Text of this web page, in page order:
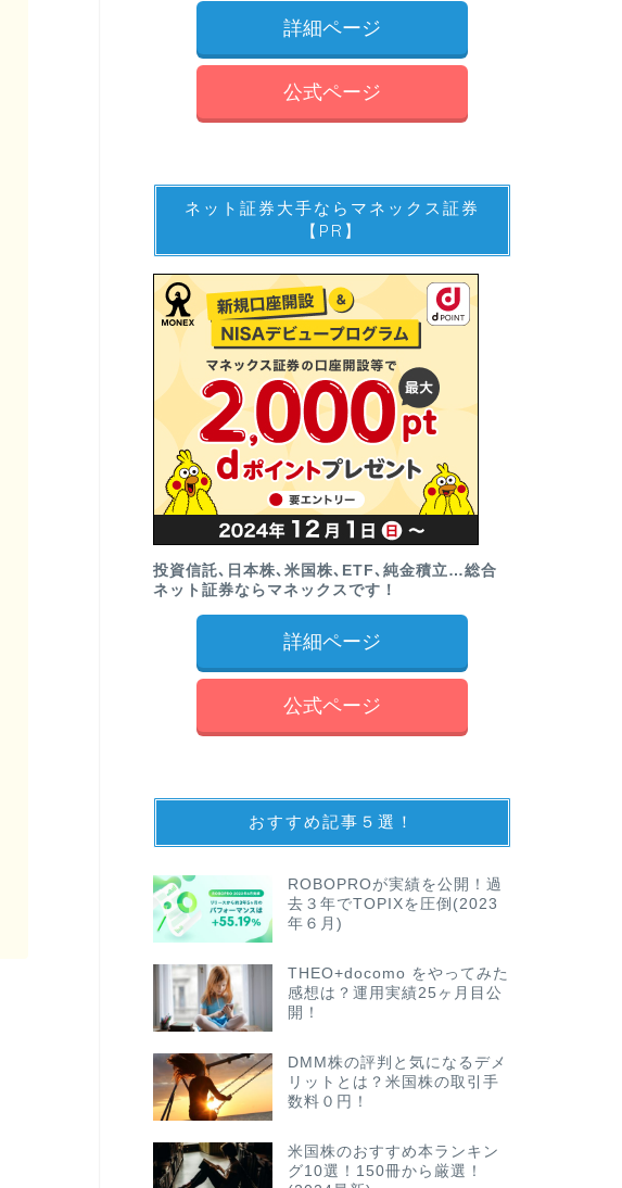
詳細ページ
公式ページ
ネット証券大手ならマネックス証券
【PR】
投資信託､日本株､米国株､ETF､純金積立…総合
ネット証券ならマネックスです！
詳細ページ
公式ページ
おすすめ記事５選！
ROBOPROが実績を公開！過
去３年でTOPIXを圧倒(2023
年６月)
THEO+docomo をやってみた
感想は？運用実績25ヶ月目公
開！
DMM株の評判と気になるデメ
リットとは？米国株の取引手
数料０円！
米国株のおすすめ本ランキン
グ10選！150冊から厳選！